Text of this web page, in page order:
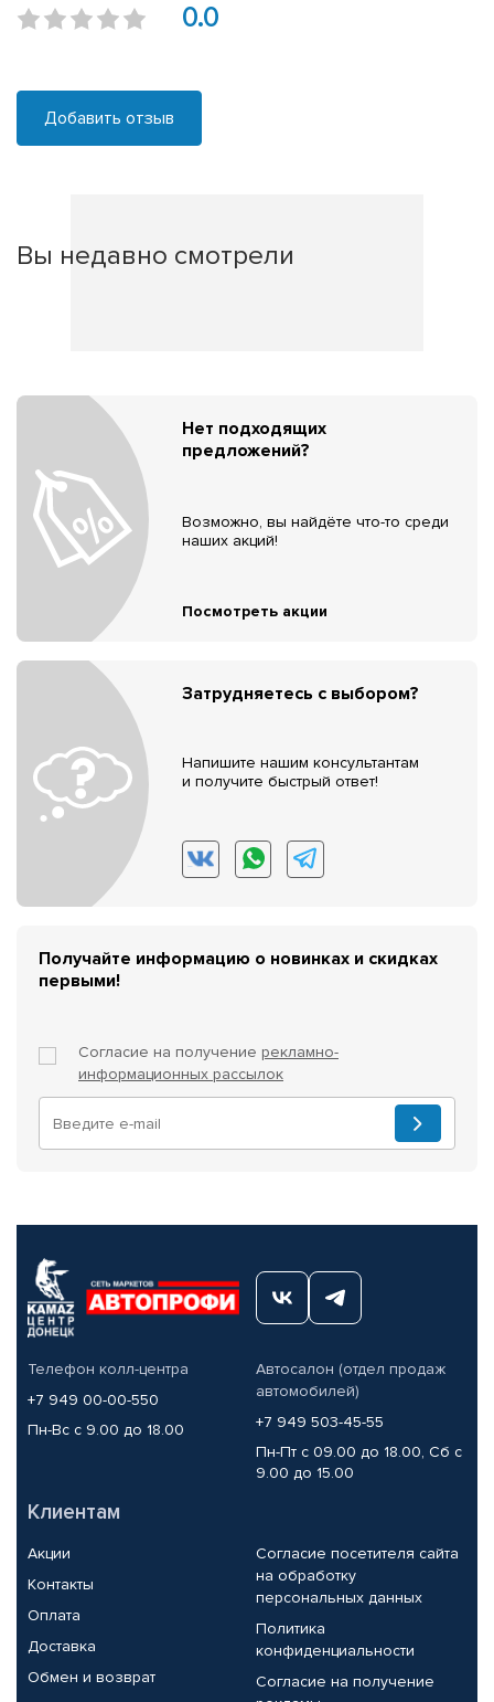
0.0
Добавить отзыв
Вы недавно смотрели
Нет подходящих
предложений?
Возможно, вы найдёте что-то среди
наших акций!
Посмотреть акции
Затрудняетесь с выбором?
Напишите нашим консультантам
и получите быстрый ответ!
Получайте информацию о новинках и скидках
первыми!
Согласие на получение рекламно-
информационных рассылок
Телефон колл-центра
+7 949 00-00-550
Пн-Вс с 9.00 до 18.00
Автосалон (отдел продаж
автомобилей)
+7 949 503-45-55
Пн-Пт с 09.00 до 18.00, Сб с
9.00 до 15.00
Клиентам
Акции
Контакты
Оплата
Доставка
Обмен и возврат
Согласие посетителя сайта
на обработку
персональных данных
Политика
конфиденциальности
Согласие на получение